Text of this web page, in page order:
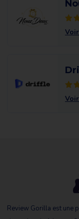
Review Gorilla est une